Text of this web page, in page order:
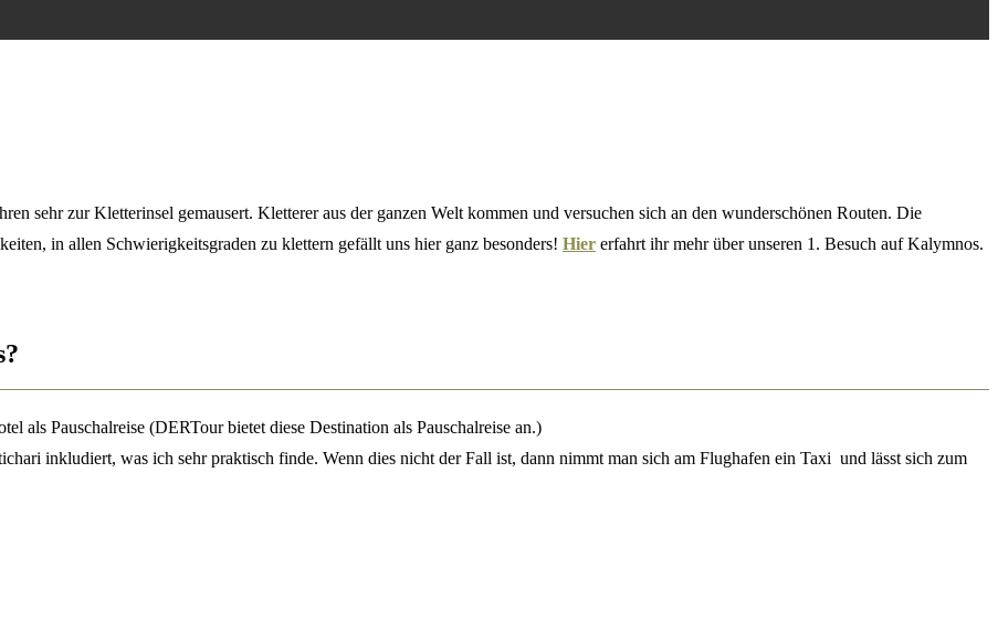
sehr zur Kletterinsel gemausert. Kletterer aus der ganzen Welt kommen und versuchen sich an den wunderschönen Routen. Die
in allen Schwierigkeitsgraden zu klettern gefällt uns hier ganz besonders! Hier erfahrt ihr mehr über unseren 1. Besuch auf Kalymnos.
als Pauschalreise (DERTour bietet diese Destination als Pauschalreise an.)
inkludiert, was ich sehr praktisch finde. Wenn dies nicht der Fall ist, dann nimmt man sich am Flughafen ein Taxi und lässt sich zum